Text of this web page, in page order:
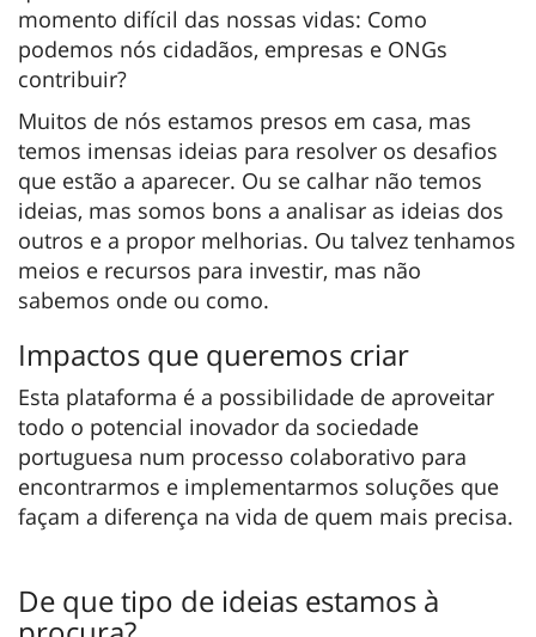
momento difícil das nossas vidas: Como
podemos nós cidadãos, empresas e ONGs
contribuir?
Muitos de nós estamos presos em casa, mas
temos imensas ideias para resolver os desafios
que estão a aparecer. Ou se calhar não temos
ideias, mas somos bons a analisar as ideias dos
outros e a propor melhorias. Ou talvez tenhamos
meios e recursos para investir, mas não
sabemos onde ou como.
Impactos que queremos criar
Esta plataforma é a possibilidade de aproveitar
todo o potencial inovador da sociedade
portuguesa num processo colaborativo para
encontrarmos e implementarmos soluções que
façam a diferença na vida de quem mais precisa.
De que tipo de ideias estamos à